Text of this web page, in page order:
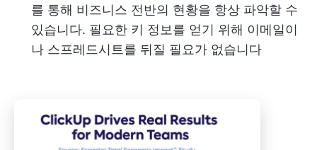
를 통해 비즈니스 전반의 현황을 항상 파악할 수
있습니다. 필요한 키 정보를 얻기 위해 이메일이
나 스프레드시트를 뒤질 필요가 없습니다